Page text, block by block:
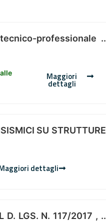
professionale ..
Maggiori
dettagli
SU STRUTTURE
dettagli
D. LGS. N. 117/2017 , ..